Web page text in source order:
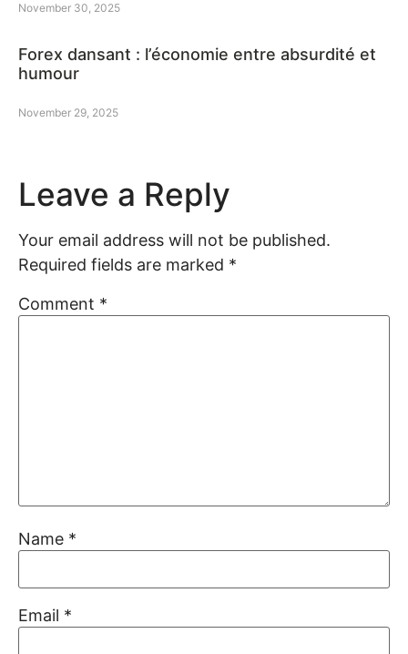
November 30, 2025
Forex dansant : l’économie entre absurdité et
humour
November 29, 2025
Leave a Reply
Your email address will not be published.
Required fields are marked *
Comment *
Name *
Email *